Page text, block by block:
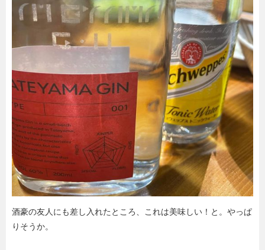
酒豪の友人にも差し入れたところ、これは美味しい！と。やっぱ
りそうか。